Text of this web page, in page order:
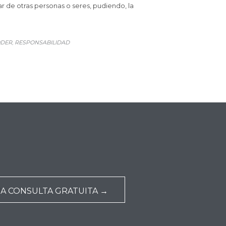
de otras personas o seres, pudiendo, la
, RESPONSABILIDAD
CONSULTA GRATUITA →